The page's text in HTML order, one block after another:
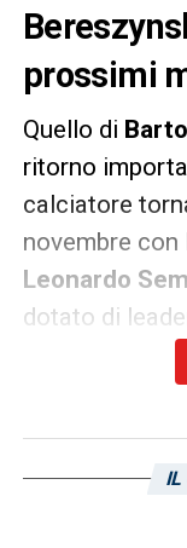
prossimi
Quello di
ritorno
calciatore
novembre
Leonardo
dotato di
per i
centrale
IL